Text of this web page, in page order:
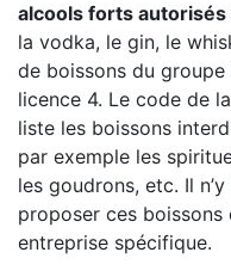
alcools forts autorisés
la vodka, le gin, le
de boissons du
licence 4. Le code de
liste les boissons
par exemple les
les goudrons, etc. Il
proposer ces boissons
entreprise spécifique.